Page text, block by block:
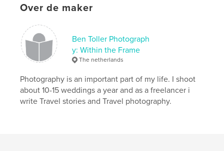
Over de maker
Ben Toller Photograph
y: Within the Frame
The netherlands
Photography is an important part of my life. I shoot
about 10-15 weddings a year and as a freelancer i
write Travel stories and Travel photography.